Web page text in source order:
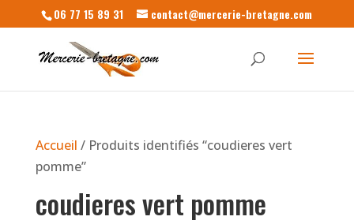
06 77 15 89 31 contact@mercerie-bretagne.com
Accueil / Produits identifiés “coudieres vert
pomme”
coudieres vert pomme